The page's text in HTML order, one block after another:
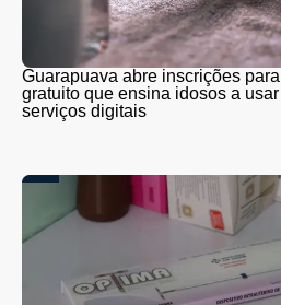
Guarapuava abre inscrições
gratuito que ensina idosos a
serviços digitais